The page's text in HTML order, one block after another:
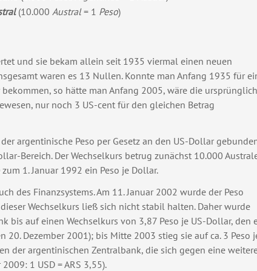
(10.000 Austral= 1 Peso)
und sie bekam allein seit 1935 viermal einen neuen
waren es 13 Nullen. Konnte man Anfang 1935 für
so hätte man Anfang 2005, wäre die
nur noch 3 US-cent für den gleichen Betrag
argentinische Peso per Gesetz an den US-Dollar
Bereich. Der Wechselkurs betrug zunächst 10.000
zum 1. Januar 1992 ein Peso je Dollar.
des Finanzsystems. Am 11. Januar 2002 wurde der Peso
Wechselkurs ließ sich nicht stabil halten. Daher wurde
bis auf einen Wechselkurs von 3,87 Peso je US-Dollar, den
Dezember 2001); bis Mitte 2003 stieg sie auf ca. 3 Peso
der argentinischen Zentralbank, die sich gegen eine
1 USD = ARS 3,55).